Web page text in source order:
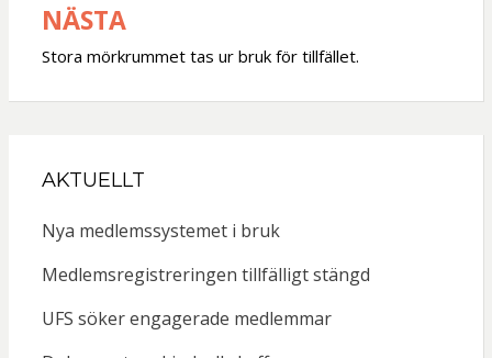
NÄSTA
Stora mörkrummet tas ur bruk för tillfället.
AKTUELLT
Nya medlemssystemet i bruk
Medlemsregistreringen tillfälligt stängd
UFS söker engagerade medlemmar